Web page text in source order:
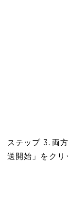
ステップ 3. 両
送開始」をクリ